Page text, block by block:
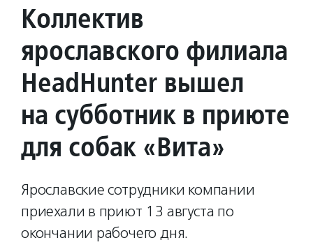
Коллектив
ярославского филиала
HeadHunter вышел
на субботник в приюте
для собак «Вита»
Ярославские сотрудники компании
приехали в приют 13 августа по
окончании рабочего дня.